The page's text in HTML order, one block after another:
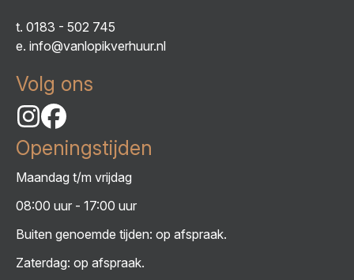
t. 0183 - 502 745
e. info@vanlopikverhuur.nl
Volg ons
Openingstijden
Maandag t/m vrijdag
08:00 uur - 17:00 uur
Buiten genoemde tijden: op afspraak.
Zaterdag: op afspraak.